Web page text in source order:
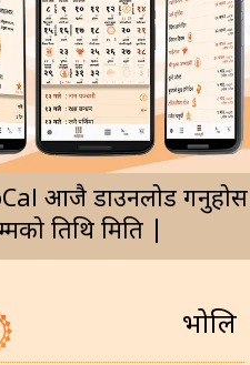
आजै डाउनलोड गर्नुहोस
तिथि मिति |
भोलि